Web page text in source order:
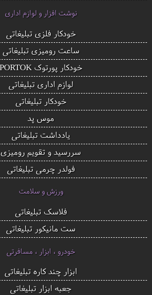
نوشت افزار و لوازم اداری
خودکار فلزی تبلیغاتی
ساعت رومیزی تبلیغاتی
خودکار پورتوک PORTOK
لوازم اداری تبلیغاتی
خودکار تبلیغاتی
موس پد
یادداشت تبلیغاتی
سررسید و تقویم رومیزی
فولدر چرمی تبلیغاتی
ورزش و سلامت
فلاسک تبلیغاتی
ست مانیکور تبلیغاتی
خودرو ، ابزار ، مسافرتی
ابزار چند کاره تبلیغاتی
جعبه ابزار تبلیغاتی